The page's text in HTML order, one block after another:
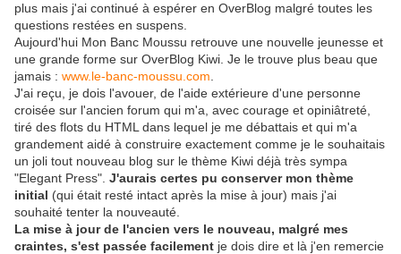
plus mais j'ai continué à espérer en OverBlog malgré toutes les
questions restées en suspens.
Aujourd'hui Mon Banc Moussu retrouve une nouvelle jeunesse et
une grande forme sur OverBlog Kiwi. Je le trouve plus beau que
jamais : www.le-banc-moussu.com
J'ai reçu, je dois l'avouer, de l'aide extérieure d'une personne
croisée sur l'ancien forum qui m'a, avec courage et opiniâtreté,
tiré des flots du HTML dans lequel je me débattais et qui m'a
grandement aidé à construire exactement comme je le souhaitais
un joli tout nouveau blog sur le thème Kiwi déjà très sympa
"Elegant Press". J'aurais certes pu conserver mon thème
initial (qui était resté intact après la mise à jour) mais j'ai
souhaité tenter la nouveauté.
La mise à jour de l'ancien vers le nouveau, malgré mes
craintes, s'est passée facilement je dois dire et là j'en remercie